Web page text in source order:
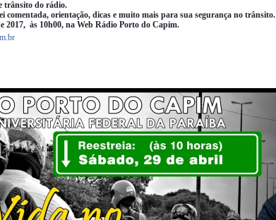
trânsito do rádio.
comentada, orientação, dicas e muito mais para sua segurança no trânsito.
2017, às 10h00, na Web Rádio Porto do Capim.